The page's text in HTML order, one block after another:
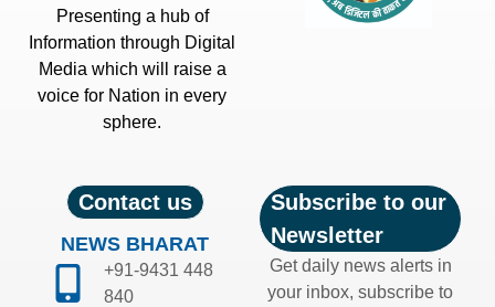
Presenting a hub of
Information through Digital
Media which will raise a
voice for Nation in every
sphere.
Contact us
NEWS BHARAT
+91-9431 448
840
Subscribe to our
Newsletter
Get daily news alerts in
your inbox, subscribe to